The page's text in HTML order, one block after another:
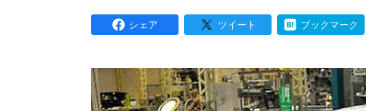
シェア ツイート ブックマーク